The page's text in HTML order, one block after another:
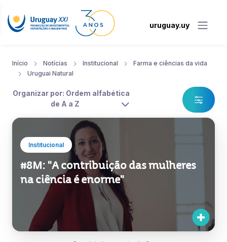
uruguay.uy
Início Notícias Institucional
Farma e ciências da vida
Uruguai Natural
Organizar por: Ordem alfabética
de A a Z
Institucional
#8M: "A contribuição das mulheres
na ciência é enorme"